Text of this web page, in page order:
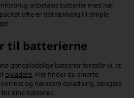
anbefales batterier med høj
ofte er tilstrækkelig til simple
til batterierne
genopladelige batterier foreslår vi, at
opladere. Her finder du smarte
korrekt og nænsom opladning, længere
dine batterier.